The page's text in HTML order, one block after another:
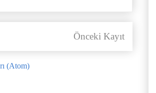
Önceki Kayıt
(Atom)